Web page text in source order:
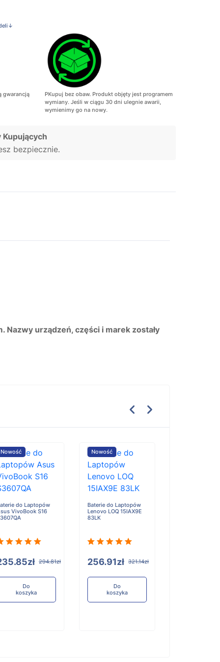
gwarancją
PKupuj bez obaw. Produkt objęty jest programem
wymiany. Jeśli w ciągu 30 dni ulegnie awarii,
wymienimy go na nowy.
bezpiecznie.
urządzeń, części i marek zostały
Nowość
do Laptopów
VivoBook S16
294.81zł
Do
koszyka
Nowość
Baterie do Laptopów
Lenovo LOQ 15IAX9E
83LK
256.91zł 321.14zł
Do
koszyka